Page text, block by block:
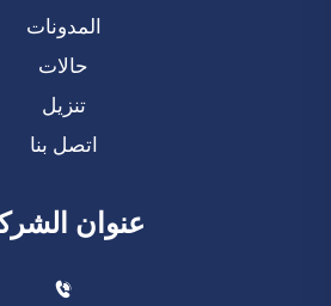
المدونات
حالات
تنزيل
اتصل بنا
عنوان